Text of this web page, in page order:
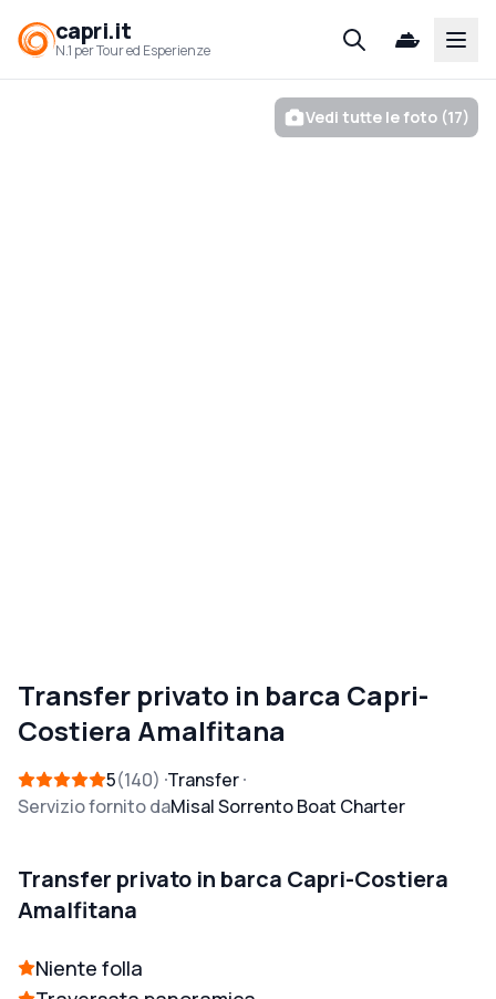
capri.it
N.1 per Tour ed Esperienze
Vedi tutte le foto (17)
Transfer privato in barca Capri-
Costiera Amalfitana
5 140
Transfer
Servizio fornito daMisal Sorrento Boat Charter
Transfer privato in barca Capri-Costiera
Amalfitana
Niente folla